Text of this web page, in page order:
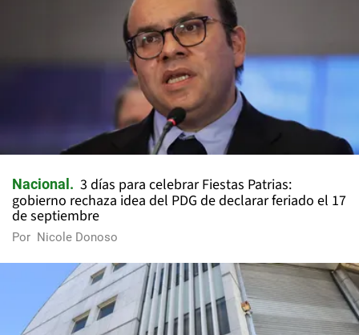
Nacional
3 días para celebrar Fiestas Patrias:
gobierno rechaza idea del PDG de declarar feriado el 17
de septiembre
Por Nicole Donoso